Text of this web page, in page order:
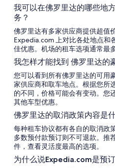
我可以在佛罗里达的哪些地
务？
佛罗里达有多家供应商提供超值
Expedia.com 上对比各处地点和
佳优惠。机场的租车选项通常最多
我怎样才能找到 佛罗里达的
您可以看到所有佛罗里达的可用
家供应商和取车地点。根据您所
的不同，价格可能会有变动。您
其他车型优惠。
佛罗里达的取消政策内容是
每种租车协议都有各自的取消政
多数预付款预订则不可退款。推
件，查看灵活度最高的选项。
为什么说Expedia.com是预